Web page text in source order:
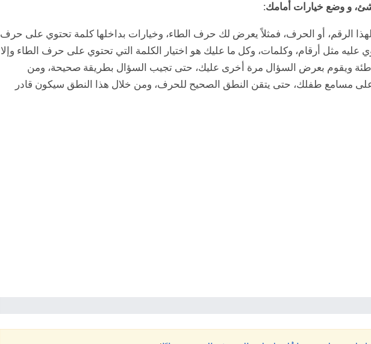
و وضع خيارات أمامك:
لهذا الرقم، أو الحرف، فمثلاً يعرض لك حرف الطاء، وخيارات بداخلها كلمة تحتوي على حرف
عليه مثل أرقام، وكلمات، وكل ما عليك هو اختيار الكلمة التي تحتوي على حرف الطاء وإلا
ويقوم بعرض السؤال مرة أخرى عليك، حتى تجيب السؤال بطريقة صحيحة، ومن
على مسامع طفلك، حتى يتقن النطق الصحيح للحرف، ومن خلال هذا النطق سيكون قادر